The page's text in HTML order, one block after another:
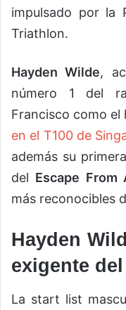
impulsado por la
Triathlon.
Hayden Wilde,
número 1 del
Francisco como
en el T100 de
además su
del Escape From
más reconocibles
Hayden
exigente
La start list